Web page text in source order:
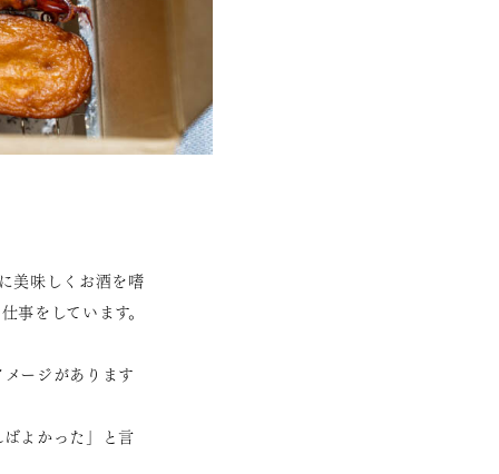
美味しくお酒を嗜
事をしています。
ージがあります
よかった」と言